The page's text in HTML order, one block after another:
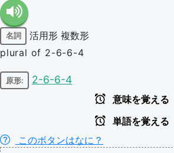
名詞 活用形 複数形
plural of 2-6-6-4
原形: 2-6-6-4
意味を覚える
単語を覚える
このボタンはなに？